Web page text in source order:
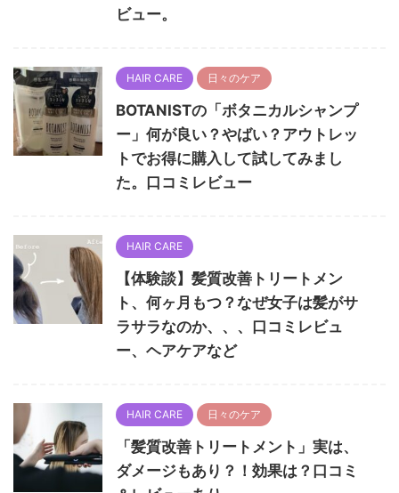
ビュー。
HAIR CARE 日々のケア
BOTANISTの「ボタニカルシャンプ
ー」何が良い？やばい？アウトレッ
トでお得に購入して試してみまし
た。口コミレビュー
HAIR CARE
【体験談】髪質改善トリートメン
ト、何ヶ月もつ？なぜ女子は髪がサ
ラサラなのか、、、口コミレビュ
ー、ヘアケアなど
HAIR CARE 日々のケア
「髪質改善トリートメント」実は、
ダメージもあり？！効果は？口コミ